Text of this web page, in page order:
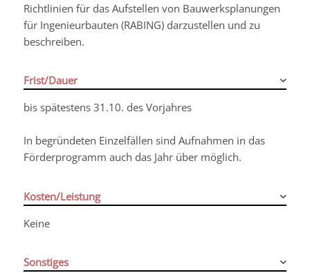
Richtlinien für das Aufstellen von Bauwerksplanungen
für Ingenieurbauten (RABING) darzustellen und zu
beschreiben.
Frist/Dauer
bis spätestens 31.10. des Vorjahres
In begründeten Einzelfällen sind Aufnahmen in das
Förderprogramm auch das Jahr über möglich.
Kosten/Leistung
Keine
Sonstiges